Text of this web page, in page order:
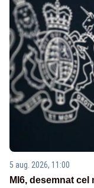
5 aug. 2026, 11:00
MI6, desemnat